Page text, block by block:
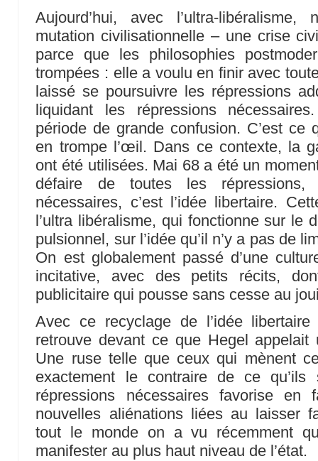
Aujourd’hui, avec l’ultra-
mutation civilisationnelle – une crise
parce que les philosophies
trompées : elle a voulu en finir avec
laissé se poursuivre les répressions
liquidant les répressions
période de grande confusion. C’est ce
en trompe l’œil. Dans ce contexte, la
ont été utilisées. Mai 68 a été un
défaire de toutes les
nécessaires, c’est l’idée libertaire.
l’ultra libéralisme, qui fonctionne sur le
pulsionnel, sur l’idée qu’il n’y a pas de
On est globalement passé d’une
incitative, avec des petits récits,
publicitaire qui pousse sans cesse au
Avec ce recyclage de l’idée
retrouve devant ce que Hegel appelait
Une ruse telle que ceux qui mènent
exactement le contraire de ce qu’ils
répressions nécessaires favorise
nouvelles aliénations liées au laisser
tout le monde on a vu récemment
manifester au plus haut niveau de l’état.